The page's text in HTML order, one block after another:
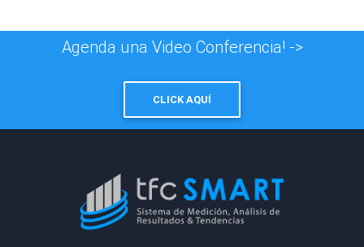
Agenda una Video Conferencia! ->
CLICK AQUÍ